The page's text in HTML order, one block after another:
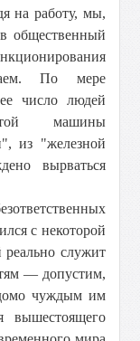
на работу, мы,
общественный
По мере
число людей
машины
из "железной
вырваться
с некоторой
реально служит
— допустим,
чуждым им
вышестоящего